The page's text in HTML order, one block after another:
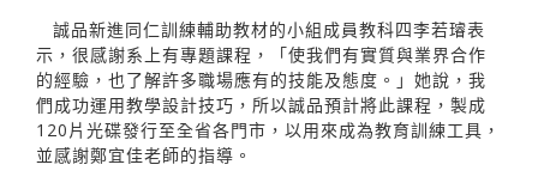
誠品新進同仁訓練輔助教材的小組成員教科四李若璿表
示，很感謝系上有專題課程，「使我們有實質與業界合作
的經驗，也了解許多職場應有的技能及態度。」她說，我
們成功運用教學設計技巧，所以誠品預計將此課程，製成
120片光碟發行至全省各門市，以用來成為教育訓練工具，
並感謝鄭宜佳老師的指導。